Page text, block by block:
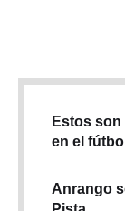
Estos
en el
Anrango